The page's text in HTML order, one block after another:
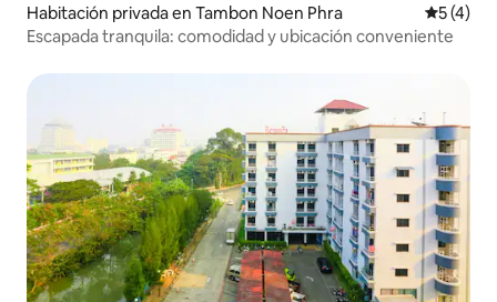
Habitación privada en Tambon Noen Phra
5 (4)
Escapada tranquila: comodidad y ubicación conveniente